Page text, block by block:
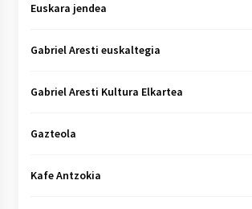
Euskara jendea
Gabriel Aresti euskaltegia
Gabriel Aresti Kultura Elkartea
Gazteola
Kafe Antzokia